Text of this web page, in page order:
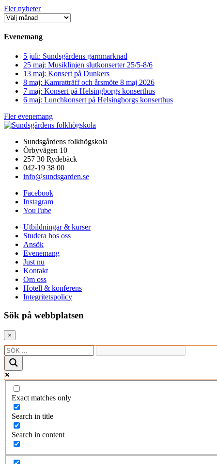
Fler nyheter
Evenemang
5 juli: Sundsgårdens garnmarknad
25 maj: Musiklinjen slutkonserter 25/5-8/6
13 maj: Konsert på Dunkers
8 maj: Kamratträff och årsmöte 8 maj 2026
7 maj: Konsert på Helsingborgs konserthus
6 maj: Lunchkonsert på Helsingborgs konserthus
Fler evenemang
Sundsgårdens folkhögskola
Örbyvägen 10
257 30 Rydebäck
042-19 38 00
info@sundsgarden.se
Facebook
Instagram
YouTube
Utbildningar & kurser
Studera hos oss
Ansök
Evenemang
Just nu
Kontakt
Om oss
Hotell & konferens
Integritetspolicy
Sök på webbplatsen
×
Exact matches only
Search in title
Search in content